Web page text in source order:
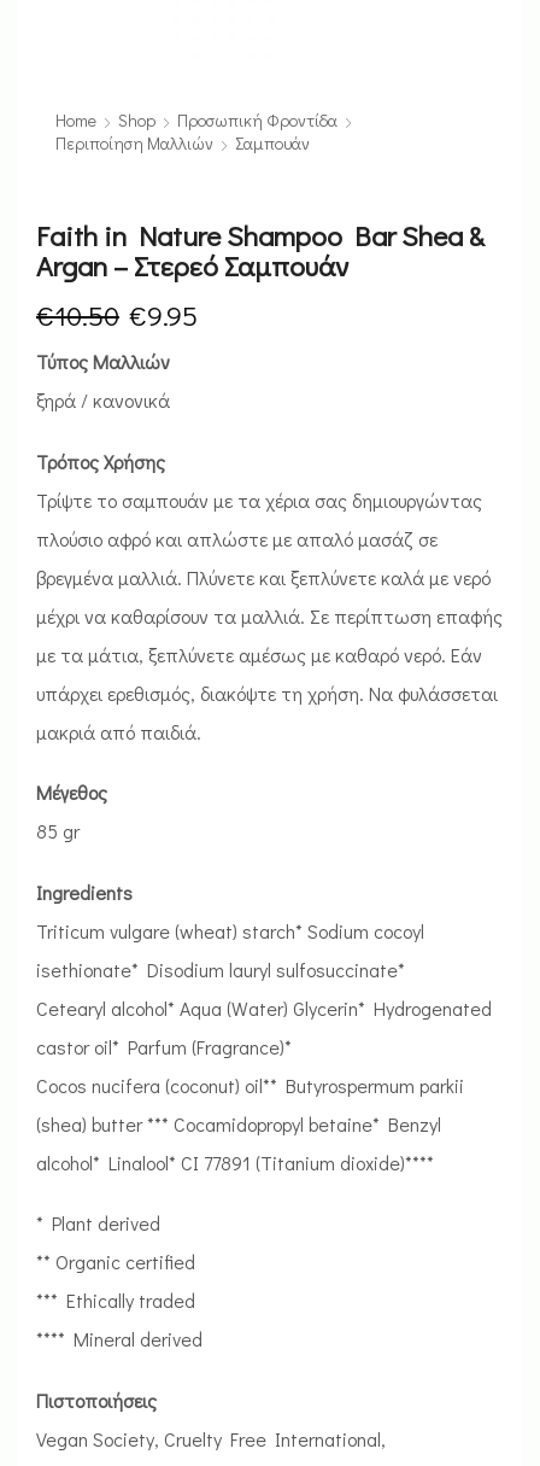
Home Shop
Προσωπική Φροντίδα
Περιποίηση Μαλλιών
Σαμπουάν
Faith in Nature Shampoo Bar Shea &
Argan – Στερεό Σαμπουάν
€10.50 €9.95
Τύπος Μαλλιών
ξηρά / κανονικά
Τρόπος Χρήσης
Τρίψτε το σαμπουάν με τα χέρια σας δημιουργώντας
πλούσιο αφρό και απλώστε με απαλό μασάζ σε
βρεγμένα μαλλιά. Πλύνετε και ξεπλύνετε καλά με νερό
μέχρι να καθαρίσουν τα μαλλιά. Σε περίπτωση επαφής
με τα μάτια, ξεπλύνετε αμέσως με καθαρό νερό. Εάν
υπάρχει ερεθισμός, διακόψτε τη χρήση. Να φυλάσσεται
μακριά από παιδιά.
Μέγεθος
85 gr
Ingredients
Triticum vulgare (wheat) starch* Sodium cocoyl
isethionate* Disodium lauryl sulfosuccinate*
Cetearyl alcohol* Aqua (Water) Glycerin* Hydrogenated
castor oil* Parfum (Fragrance)*
Cocos nucifera (coconut) oil** Butyrospermum parkii
(shea) butter *** Cocamidopropyl betaine* Benzyl
alcohol* Linalool* CI 77891 (Titanium dioxide)****
* Plant derived
** Organic certified
*** Ethically traded
**** Mineral derived
Πιστοποιήσεις
Vegan Society, Cruelty Free International,